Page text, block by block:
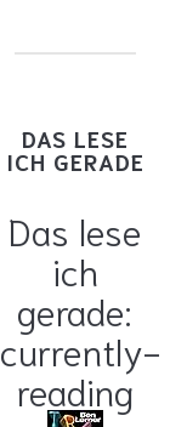
DAS LESE
ICH GERADE
Das lese
ich
gerade:
currently-
reading